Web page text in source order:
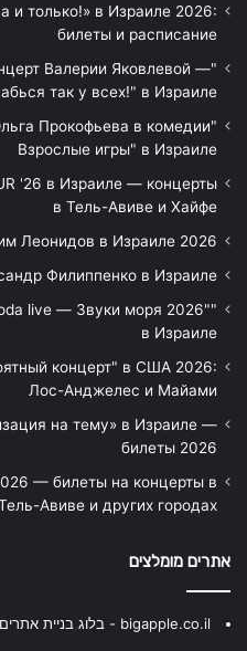
и только!» в Израиле 2026:
билеты и расписание
Валерии Яковлевой —
так у всех!" в Израиле
Прокофьева в комедии
Взрослые игры" в Израиле
'26 в Израиле — концерты
в Тель-Авиве и Хайфе
Леонидов в Израиле 2026
Филиппенко в Израиле
live — Звуки моря 2026"
в Израиле
концерт" в США 2026:
Лос-Анджелес и Майами
на тему» в Израиле —
билеты 2026
— билеты на концерты в
Авиве и других городах
אתרים מומלצים
bigapple.co.il - בלוג בניית אתרים